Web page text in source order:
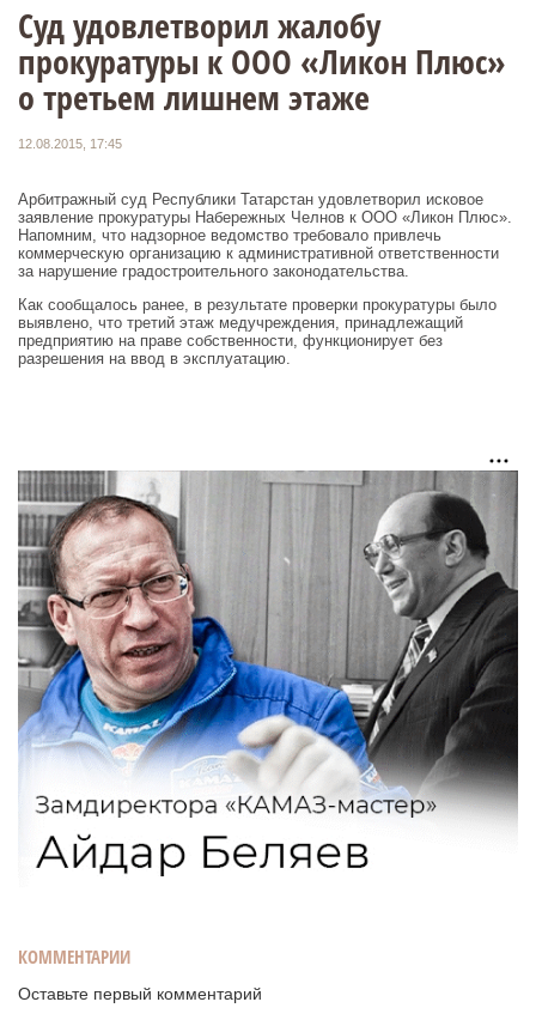
Суд удовлетворил жалобу
прокуратуры к ООО «Ликон Плюс»
о третьем лишнем этаже
12.08.2015, 17:45
Арбитражный суд Республики Татарстан удовлетворил исковое
заявление прокуратуры Набережных Челнов к ООО «Ликон Плюс».
Напомним, что надзорное ведомство требовало привлечь
коммерческую организацию к административной ответственности
за нарушение градостроительного законодательства.
Как сообщалось ранее, в результате проверки прокуратуры было
выявлено, что третий этаж медучреждения, принадлежащий
предприятию на праве собственности, функционирует без
разрешения на ввод в эксплуатацию.
КОММЕНТАРИИ
Оставьте первый комментарий